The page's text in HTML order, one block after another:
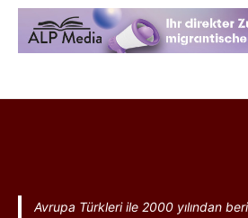
Avrupa Türkleri ile 2000 yılından